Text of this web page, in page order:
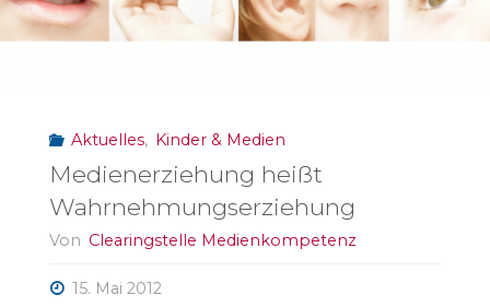
Aktuelles, Kinder & Medien
Medienerziehung heißt
Wahrnehmungserziehung
Von Clearingstelle Medienkompetenz
15. Mai 2012